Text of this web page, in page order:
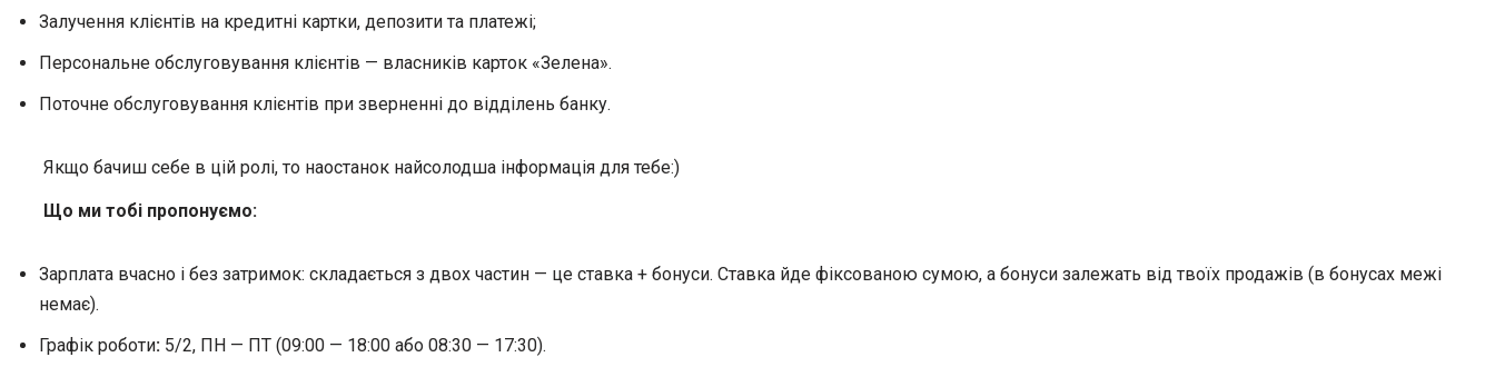
Залучення клієнтів на кредитні картки, депозити та платежі;
Персональне обслуговування клієнтів — власників карток «Зелена».
Поточне обслуговування клієнтів при зверненні до відділень банку.
Якщо бачиш себе в цій ролі, то наостанок найсолодша інформація для тебе:)
Що ми тобі пропонуємо:
Зарплата вчасно і без затримок: складається з двох частин — це ставка + бонуси. Ставка йде фіксованою сумою, а бонуси залежать від твоїх продажів (в бонусах межі
немає).
Графік роботи: 5/2, ПН — ПТ (09:00 — 18:00 або 08:30 — 17:30).